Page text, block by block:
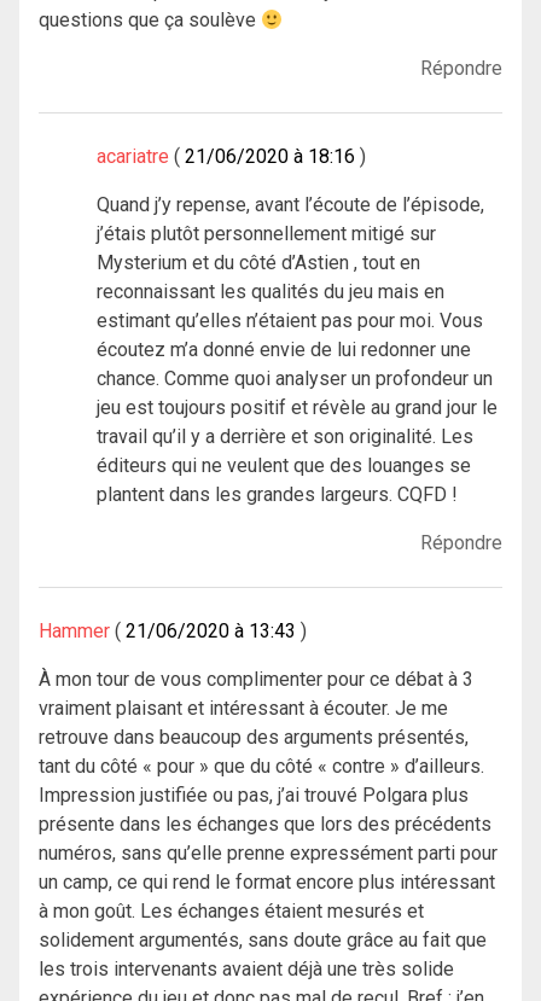
questions que ça soulève
Répondre
acariatre 21/06/2020 à 18:16
Quand j’y repense, avant l’écoute de l’épisode,
j’étais plutôt personnellement mitigé sur
Mysterium et du côté d’Astien , tout en
reconnaissant les qualités du jeu mais en
estimant qu’elles n’étaient pas pour moi. Vous
écoutez m’a donné envie de lui redonner une
chance. Comme quoi analyser un profondeur un
jeu est toujours positif et révèle au grand jour le
travail qu’il y a derrière et son originalité. Les
éditeurs qui ne veulent que des louanges se
plantent dans les grandes largeurs. CQFD !
Répondre
Hammer 21/06/2020 à 13:43
À mon tour de vous complimenter pour ce débat à 3
vraiment plaisant et intéressant à écouter. Je me
retrouve dans beaucoup des arguments présentés,
tant du côté « pour » que du côté « contre » d’ailleurs.
Impression justifiée ou pas, j’ai trouvé Polgara plus
présente dans les échanges que lors des précédents
numéros, sans qu’elle prenne expressément parti pour
un camp, ce qui rend le format encore plus intéressant
à mon goût. Les échanges étaient mesurés et
solidement argumentés, sans doute grâce au fait que
les trois intervenants avaient déjà une très solide